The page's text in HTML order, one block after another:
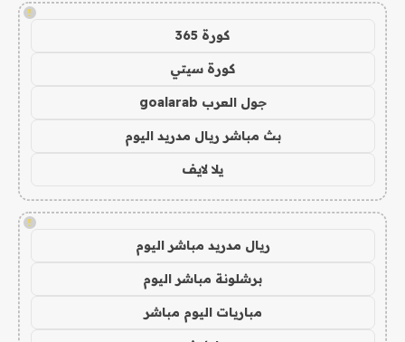
!
كورة 365
كورة سيتي
جول العرب goalarab
بث مباشر ريال مدريد اليوم
يلا لايف
!
ريال مدريد مباشر اليوم
برشلونة مباشر اليوم
مباريات اليوم مباشر